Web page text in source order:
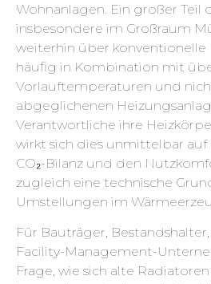
Wohnanlagen. Ein großer Teil
insbesondere im Großraum
weiterhin über konventionelle
häufig in Kombination mit
Vorlauftemperaturen und
abgeglichenen
Verantwortliche ihre
wirkt sich dies unmittelbar auf
CO₂-Bilanz und den
zugleich eine technische
Umstellungen im
Für Bauträger,
Facility-Management-
Frage, wie sich alte